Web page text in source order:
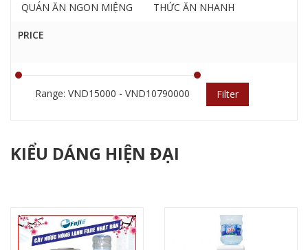
QUÁN ĂN NGON MIỆNG THỨC ĂN NHANH
PRICE
Range: VND15000 - VND10790000 Filter
KIỂU DÁNG HIỆN ĐẠI